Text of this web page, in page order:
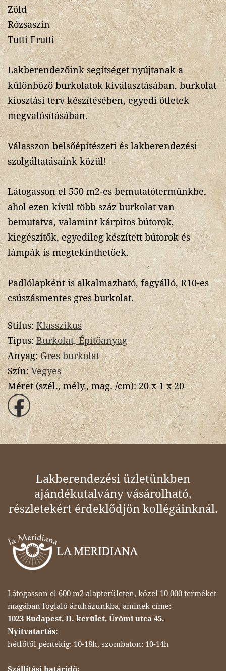
Zöld
Rózsaszin
Tutti Frutti
Lakberendezőink segítséget nyújtanak a
különböző burkolatok kiválasztásában, burkolat
kiosztási terv készítésében, egyedi ötletek
megvalósításában.
Válasszon belsőépítészeti és lakberendezési
szolgáltatásaink közül!
Látogasson el 550 m2-es bemutatótermünkbe,
ahol ezen kívül több száz burkolat van
bemutatva, valamint kárpitos bútorok,
kiegészítők, egyedileg készített bútorok és
lámpák is megtekinthetőek.
Padlólapként is alkalmazható, fagyálló, R10-es
csúszásmentes gres burkolat.
Stílus:Klasszikus
Tipus:Burkolat, Építőanyag
Anyag:Gres burkolat
Szín:Vegyes
Méret (szél., mély., mag. /cm):20 x 1 x 20
Lakberendezési üzletünkben
ajándékutalvány vásárolható,
részletekért érdeklődjön kollégáinknál.
Látogasson el 600 m2 alapterületen, közel 10 000 terméket
magában foglaló áruházunkba, aminek címe:
1023 Budapest, II. kerület, Ürömi utca 45.
Nyitvatartás:
hétfőtől péntekig: 10-18h, szombaton: 10-14h